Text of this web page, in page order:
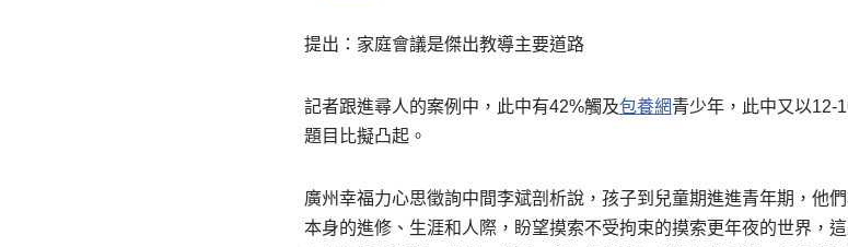
提出：家庭會議是傑出教導主要道路
記者跟進尋人的案例中，此中有42%觸及包養網青少年，此中又以12-
題目比擬凸起。
廣州幸福力心思徵詢中間李斌剖析說，孩子到兒童期進進青年期，他
本身的進修、生涯和人際，盼望摸索不受拘束的摸索更年夜的世界，